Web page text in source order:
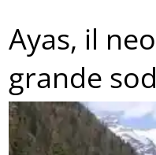
Ayas, il
grande